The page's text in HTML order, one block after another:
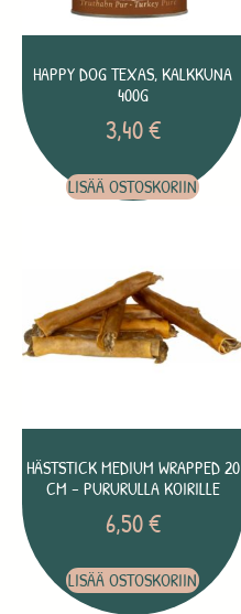
HAPPY DOG TEXAS, KALKKUNA
400G
3,40€
LISÄÄ OSTOSKORIIN
HÄSTSTICK MEDIUM WRAPPED 20
CM – PURURULLA KOIRILLE
6,50€
LISÄÄ OSTOSKORIIN